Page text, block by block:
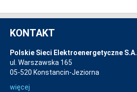
KONTAKT
Polskie Sieci Elektroenergetyczne S.A.
ul. Warszawska 165
05-520 Konstancin-Jeziorna
więcej